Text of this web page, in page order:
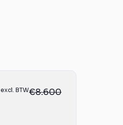
excl. BTW€8.600